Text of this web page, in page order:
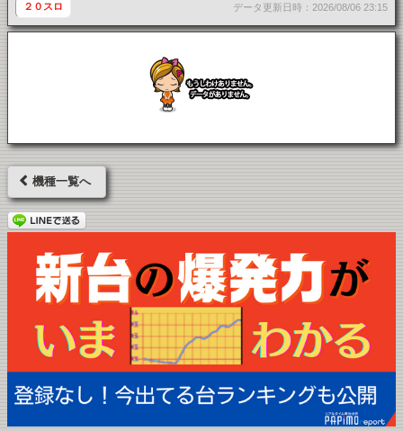
２０スロ データ更新日時：2026/08/06 23:15
機種一覧へ